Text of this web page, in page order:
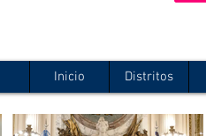
Inicio Distritos